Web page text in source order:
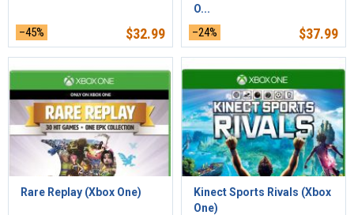
–45% $32.99
O...
–24% $37.99
Rare Replay (Xbox One)
Kinect Sports Rivals (Xbox
One)